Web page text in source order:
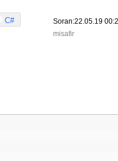
C#
Soran:22.05.19
misafir